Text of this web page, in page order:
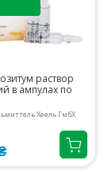
раствор
в ампулах по
Хеель ГмбХ